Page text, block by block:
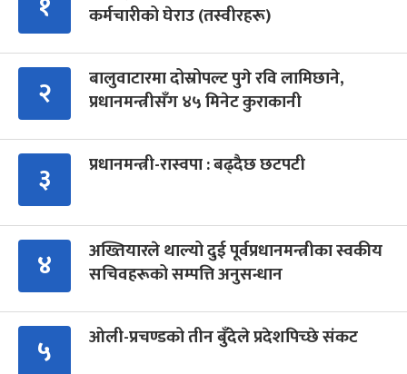
कर्मचारीको घेराउ (तस्वीरहरू)
२
बालुवाटारमा दोस्रोपल्ट पुगे रवि लामिछाने,
प्रधानमन्त्रीसँग ४५ मिनेट कुराकानी
३ प्रधानमन्त्री-रास्वपा : बढ्दैछ छटपटी
४
अख्तियारले थाल्यो दुई पूर्वप्रधानमन्त्रीका स्वकीय
सचिवहरूको सम्पत्ति अनुसन्धान
५ ओली-प्रचण्डको तीन बुँदेले प्रदेशपिच्छे संकट